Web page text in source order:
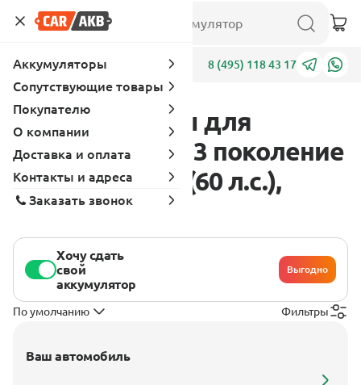
Адреса 8 (495) 118 43 17
Аккумуляторы для
Mitsubishi Colt 3 поколение
1988 - 1992 1.3 (60 л.с.),
бензин
Хочу сдать
свой
аккумулятор
Выгодно
По умолчанию Фильтры
Ваш автомобиль
Аккумуляторы
Сопутствующие товары
Покупателю
О компании
Доставка и оплата
Контакты и адреса
Заказать звонок